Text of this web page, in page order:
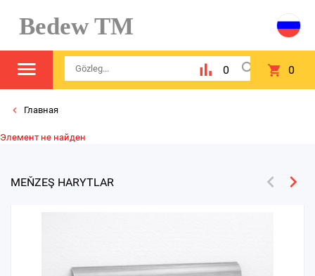
Bedew TM
0 0
Главная
Элемент не найден
MEŇZEŞ HARYTLAR